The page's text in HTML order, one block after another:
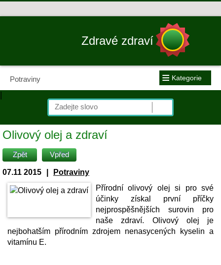
Zdravé zdraví
Potraviny ≡ Kategorie
|
Olivový olej a zdraví
Zpět Vpřed
07.11 2015
Potraviny
Přírodní olivový olej si pro své
účinky získal první příčky
nejprospěšnějších surovin pro
naše zdraví. Olivový olej je
nejbohatším přírodním zdrojem nenasycených kyselin a
vitamínu E.